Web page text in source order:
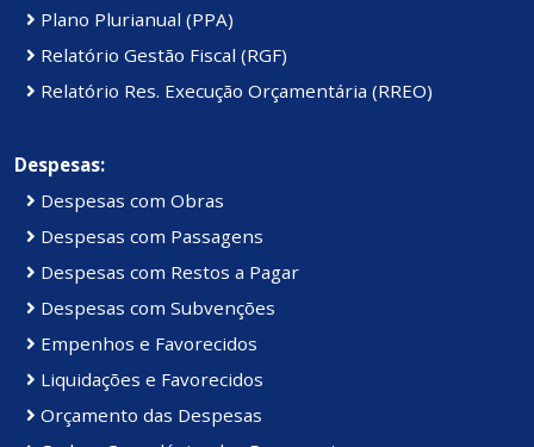
Plano Plurianual (PPA)
Relatório Gestão Fiscal (RGF)
Relatório Res. Execução Orçamentária (RREO)
Despesas:
Despesas com Obras
Despesas com Passagens
Despesas com Restos a Pagar
Despesas com Subvenções
Empenhos e Favorecidos
Liquidações e Favorecidos
Orçamento das Despesas